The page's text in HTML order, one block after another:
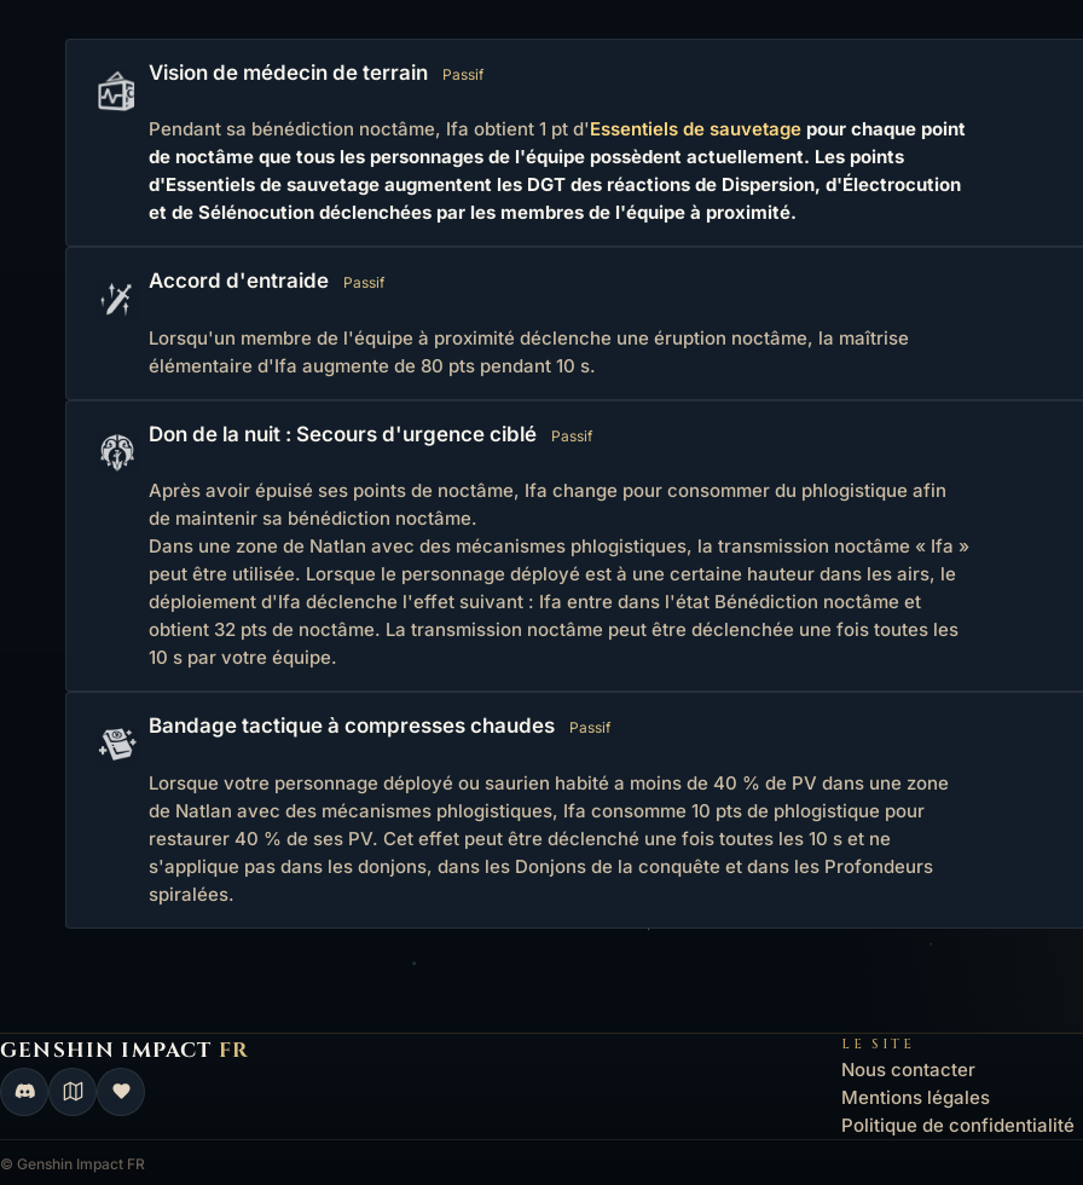
Vision de médecin de terrain Passif
Pendant sa bénédiction noctâme, Ifa obtient 1 pt d'Essentiels de sauvetagepour chaque point
de noctâme que tous les personnages de l'équipe possèdent actuellement. Les points
d'Essentiels de sauvetage augmentent les DGT des réactions de Dispersion, d'Électrocution
et de Sélénocution déclenchées par les membres de l'équipe à proximité.
Accord d'entraide Passif
Lorsqu'un membre de l'équipe à proximité déclenche une éruption noctâme, la maîtrise
élémentaire d'Ifa augmente de 80 pts pendant 10 s.
Don de la nuit : Secours d'urgence ciblé Passif
Après avoir épuisé ses points de noctâme, Ifa change pour consommer du phlogistique afin
de maintenir sa bénédiction noctâme.
Dans une zone de Natlan avec des mécanismes phlogistiques, la transmission noctâme « Ifa »
peut être utilisée. Lorsque le personnage déployé est à une certaine hauteur dans les airs, le
déploiement d'Ifa déclenche l'effet suivant : Ifa entre dans l'état Bénédiction noctâme et
obtient 32 pts de noctâme. La transmission noctâme peut être déclenchée une fois toutes les
10 s par votre équipe.
Bandage tactique à compresses chaudes Passif
Lorsque votre personnage déployé ou saurien habité a moins de 40 % de PV dans une zone
de Natlan avec des mécanismes phlogistiques, Ifa consomme 10 pts de phlogistique pour
restaurer 40 % de ses PV. Cet effet peut être déclenché une fois toutes les 10 s et ne
s'applique pas dans les donjons, dans les Donjons de la conquête et dans les Profondeurs
spiralées.
GENSHIN IMPACT FR
Genshin Impact FR, retour à l'accueil
LE SITE
Nous contacter
Mentions légales
Politique de confidentialité
© Genshin Impact FR